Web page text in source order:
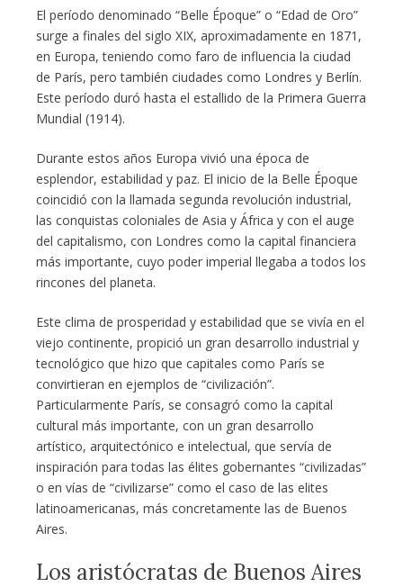
El período denominado “Belle Époque” o “Edad de Oro”
surge a finales del siglo XIX, aproximadamente en 1871,
en Europa, teniendo como faro de influencia la ciudad
de París, pero también ciudades como Londres y Berlín.
Este período duró hasta el estallido de la Primera Guerra
Mundial (1914).
Durante estos años Europa vivió una época de
esplendor, estabilidad y paz. El inicio de la Belle Époque
coincidió con la llamada segunda revolución industrial,
las conquistas coloniales de Asia y África y con el auge
del capitalismo, con Londres como la capital financiera
más importante, cuyo poder imperial llegaba a todos los
rincones del planeta.
Este clima de prosperidad y estabilidad que se vivía en el
viejo continente, propició un gran desarrollo industrial y
tecnológico que hizo que capitales como París se
convirtieran en ejemplos de “civilización”.
Particularmente París, se consagró como la capital
cultural más importante, con un gran desarrollo
artístico, arquitectónico e intelectual, que servía de
inspiración para todas las élites gobernantes “civilizadas”
o en vías de “civilizarse” como el caso de las elites
latinoamericanas, más concretamente las de Buenos
Aires.
Los aristócratas de Buenos Aires